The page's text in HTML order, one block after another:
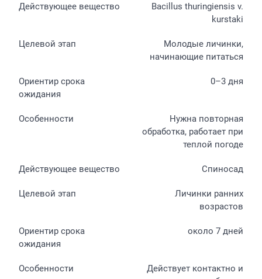
Bacillus thuringiensis v.
kurstaki
Молодые личинки,
начинающие питаться
0–3 дня
Нужна повторная
обработка, работает при
теплой погоде
Спиносад
Личинки ранних
возрастов
около 7 дней
Действует контактно и